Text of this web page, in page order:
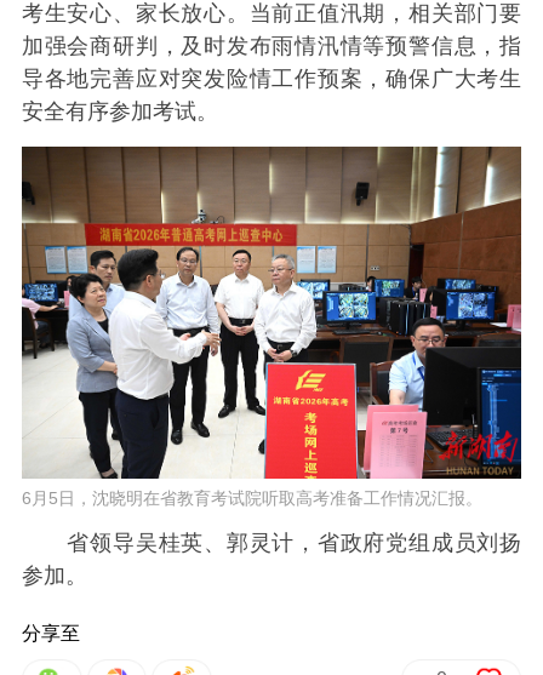
考生安心、家长放心。当前正值汛期，相关部门要
加强会商研判，及时发布雨情汛情等预警信息，指
导各地完善应对突发险情工作预案，确保广大考生
安全有序参加考试。
6月5日，沈晓明在省教育考试院听取高考准备工作情况汇报。
省领导吴桂英、郭灵计，省政府党组成员刘扬
参加。
分享至